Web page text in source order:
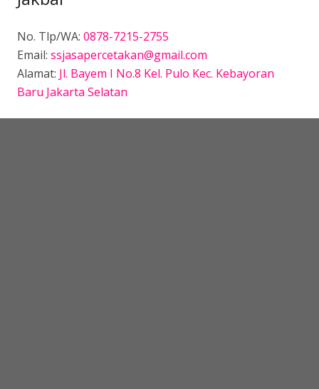
No. Tlp/WA: 0878-7215-2755
Email: ssjasapercetakan@gmail.com
Alamat: Jl. Bayem I No.8 Kel. Pulo Kec. Kebayoran
Baru Jakarta Selatan